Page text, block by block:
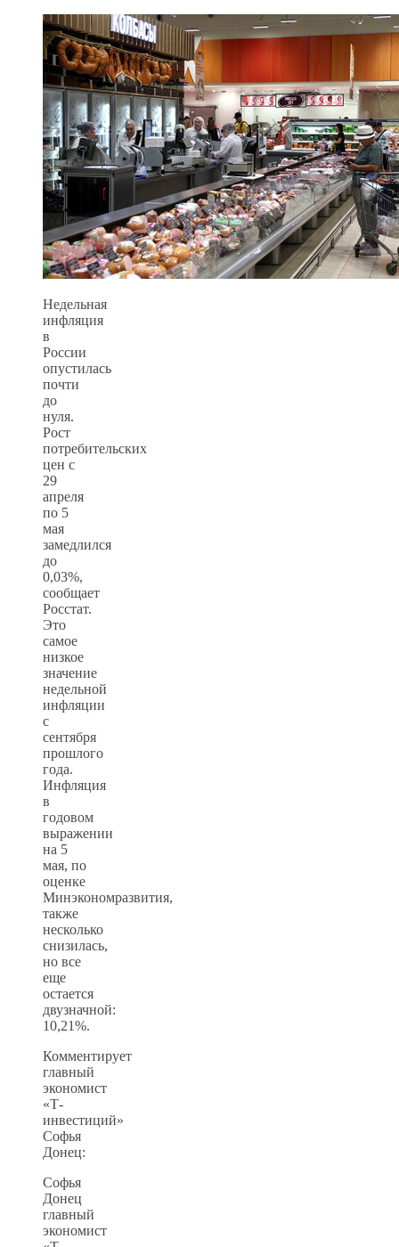
Недельная
инфляция
в
России
опустилась
почти
до
нуля.
Рост
потребительских
цен с
29
апреля
по 5
мая
замедлился
до
0,03%,
сообщает
Росстат.
Это
самое
низкое
значение
недельной
инфляции
с
сентября
прошлого
года.
Инфляция
в
годовом
выражении
на 5
мая, по
оценке
Минэкономразвития,
также
несколько
снизилась,
но все
еще
остается
двузначной:
10,21%.
Комментирует
главный
экономист
«Т-
инвестиций»
Софья
Донец:
Софья
Донец
главный
экономист